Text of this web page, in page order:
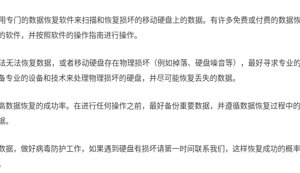
专门的数据恢复软件来扫描和恢复损坏的移动硬盘上的数据。有许多免费或付费的数据
件，并按照软件的操作指南进行操作。
无法恢复数据，或者移动硬盘存在物理损坏（例如掉落、硬盘噪音等），最好寻求专业
专业的设备和技术来处理物理损坏的硬盘，并尽可能恢复丢失的数据。
数据恢复的成功率。在进行任何操作之前，最好备份重要数据，并遵循数据恢复过程中
。
据，做好病毒防护工作，如果遇到硬盘有损坏请第一时间联系我们，这样恢复成功的概